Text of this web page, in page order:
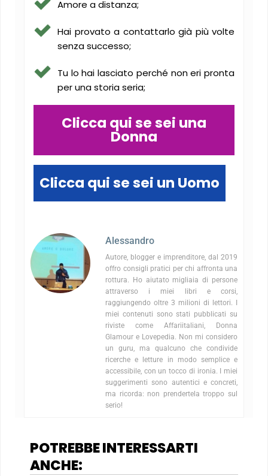
Amore a distanza;
Hai provato a contattarlo già più volte
senza successo;
Tu lo hai lasciato perché non eri pronta
per una storia seria;
Clicca qui se sei una
Donna
Clicca qui se sei un Uomo
Alessandro
Autore, blogger e imprenditore, dal 2019
offro consigli pratici per chi affronta una
rottura. Ho aiutato migliaia di persone
attraverso i miei libri e corsi,
raggiungendo oltre 3 milioni di lettori. I
miei contenuti sono stati pubblicati su
riviste come Affariitaliani, Donna
Glamour e Lovepedia. Non mi considero
un guru, ma qualcuno che condivide
ricerche e letture in modo semplice e
accessibile, con un tocco di ironia. I miei
suggerimenti sono autentici e concreti,
ma ricorda: non prendertela troppo sul
serio!
POTREBBE INTERESSARTI
ANCHE: